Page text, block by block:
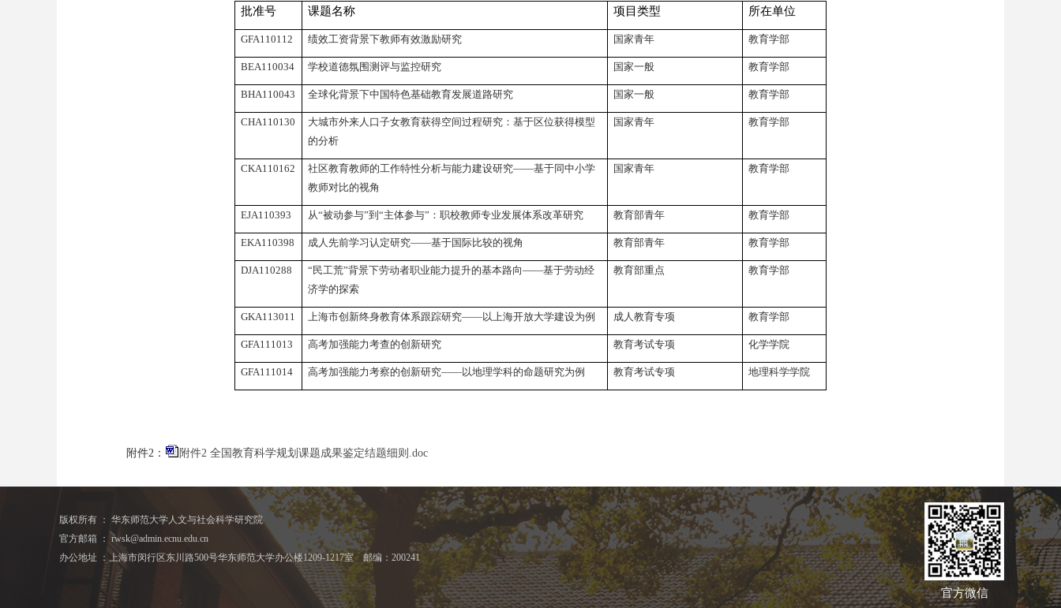
批准号 课题名称 项目类型 所在单位
GFA110112 绩效工资背景下教师有效激励研究 国家青年 教育学部
BEA110034 学校道德氛围测评与监控研究 国家一般 教育学部
BHA110043 全球化背景下中国特色基础教育发展道路研究 国家一般 教育学部
CHA110130
大城市外来人口子女教育获得空间过程研究：基于区位获得模型
的分析
国家青年 教育学部
CKA110162
社区教育教师的工作特性分析与能力建设研究——基于同中小学
教师对比的视角
国家青年 教育学部
EJA110393 从“被动参与”到“主体参与”：职校教师专业发展体系改革研究 教育部青年 教育学部
EKA110398 成人先前学习认定研究——基于国际比较的视角 教育部青年 教育学部
DJA110288
“民工荒”背景下劳动者职业能力提升的基本路向——基于劳动经
济学的探索
教育部重点 教育学部
GKA113011 上海市创新终身教育体系跟踪研究——以上海开放大学建设为例 成人教育专项 教育学部
GFA111013 高考加强能力考查的创新研究 教育考试专项 化学学院
GFA111014 高考加强能力考察的创新研究——以地理学科的命题研究为例 教育考试专项 地理科学学院
附件2 ： 附件2 全国教育科学规划课题成果鉴定结题细则.doc
版权所有 ： 华东师范大学人文与社会科学研究院
官方邮箱 ： rwsk@admin.ecnu.edu.cn
办公地址 ：上海市闵行区东川路500号华东师范大学办公楼1209-1217室 邮编：200241
官方微信